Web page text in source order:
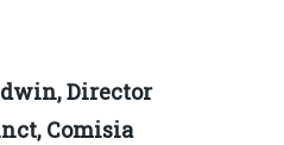
Director
Comisia